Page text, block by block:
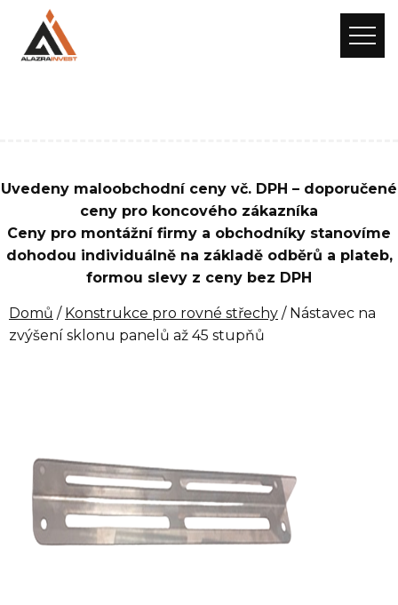
Uvedeny maloobchodní ceny vč. DPH – doporučené
ceny pro koncového zákazníka
Ceny pro montážní firmy a obchodníky stanovíme
dohodou individuálně na základě odběrů a plateb,
formou slevy z ceny bez DPH
Domů / Konstrukce pro rovné střechy / Nástavec na
zvýšení sklonu panelů až 45 stupňů